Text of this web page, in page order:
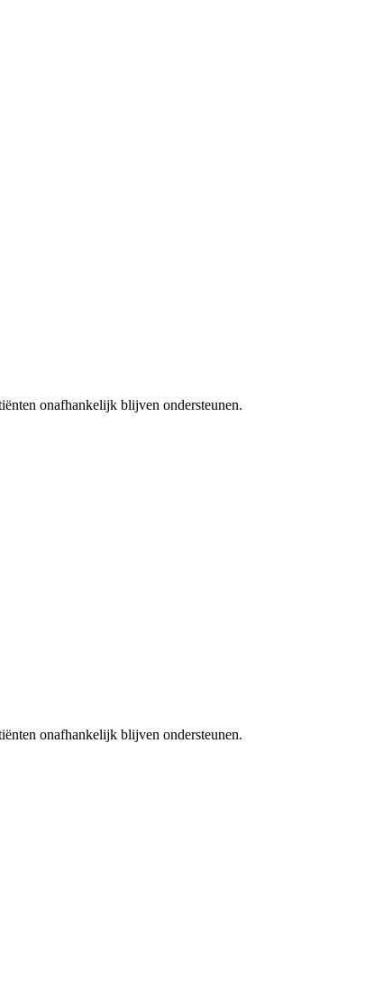
onafhankelijk blijven ondersteunen.
onafhankelijk blijven ondersteunen.